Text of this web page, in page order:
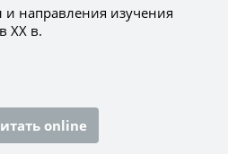
направления изучения
ХХ в.
online